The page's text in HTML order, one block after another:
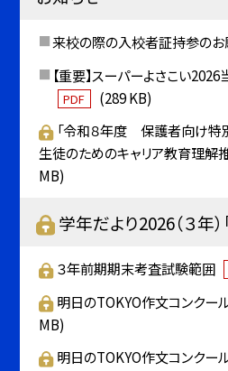
来校の際の入校者証持参のお
【重要】スーパーよさこい
PDF
(289 KB)
「令和８年度 保護者向け特
生徒のためのキャリア教育理解
MB)
学年だより2026（３年）
３年前期期末考査試験範囲
明日のTOKYO作文コンク
MB)
明日のTOKYO作文コンク